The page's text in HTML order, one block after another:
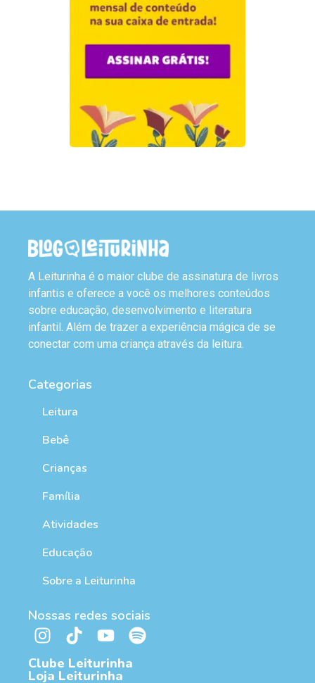
A Leiturinha é o maior clube de assinatura de livros
infantis e oferece a você os melhores conteúdos
sobre educação, desenvolvimento e literatura
infantil. Além de trazer a experiência mágica de se
conectar com uma criança através da leitura.
Categorias
Leitura
Bebê
Crianças
Família
Atividades
Educação
Sobre a Leiturinha
Nossas redes sociais
Clube Leiturinha
Loja Leiturinha